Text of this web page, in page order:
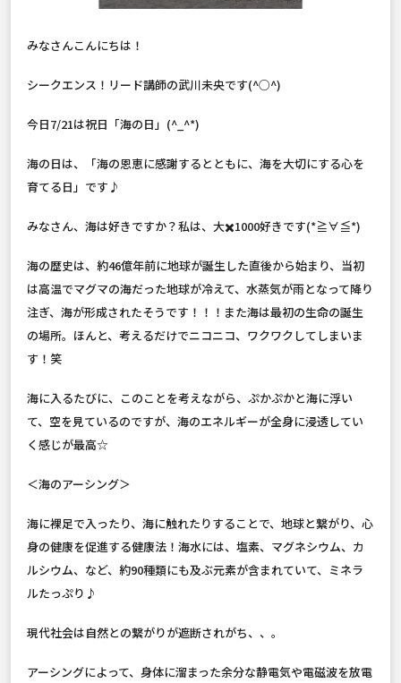
みなさんこんにちは！
シークエンス！リード講師の武川未央です(^○^)
今日7/21は祝日「海の日」(^_^*)
海の日は、「海の恩恵に感謝するとともに、海を大切にする心を
育てる日」です♪
みなさん、海は好きですか？私は、大✖️1000好きです(*≧∀≦*)
海の歴史は、約46億年前に地球が誕生した直後から始まり、当初
は高温でマグマの海だった地球が冷えて、水蒸気が雨となって降り
注ぎ、海が形成されたそうです！！！また海は最初の生命の誕生
の場所。ほんと、考えるだけでニコニコ、ワクワクしてしまいま
す！笑
海に入るたびに、このことを考えながら、ぷかぷかと海に浮い
て、空を見ているのですが、海のエネルギーが全身に浸透してい
く感じが最高☆
＜海のアーシング＞
海に裸足で入ったり、海に触れたりすることで、地球と繋がり、心
身の健康を促進する健康法！海水には、塩素、マグネシウム、カ
ルシウム、など、約90種類にも及ぶ元素が含まれていて、ミネラ
ルたっぷり♪
現代社会は自然との繋がりが遮断されがち、、。
アーシングによって、身体に溜まった余分な静電気や電磁波を放電